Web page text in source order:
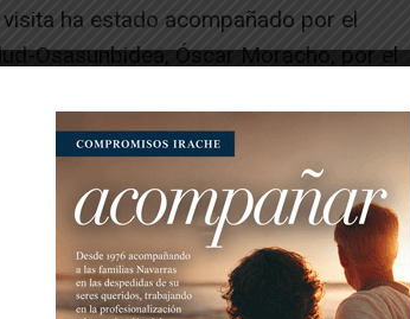
ha estado acompañado por el
Osasunbidea, Óscar Moracho, por el
José Ramón Mora, por la directora
Olga Sanz, por el director del
Merino, así como por el
posibilidad de que el profesional del
máquina fotográfica que, mediante
se envía al especialista de